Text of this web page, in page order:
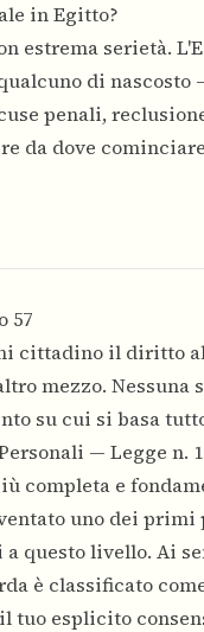
in Egitto?
estrema serietà.
di
penali,
da dove
57
cittadino il diritto
mezzo.
su cui si basa
— Legge n.
completa e
uno dei
questo livello. Ai
è classificato
tuo esplicito